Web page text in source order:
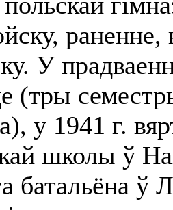
У
(тры
у 1941 г.
школы ў
батальёна ў